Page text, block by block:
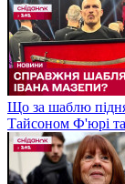
Що за шаблю
Тайсоном Ф'юрі